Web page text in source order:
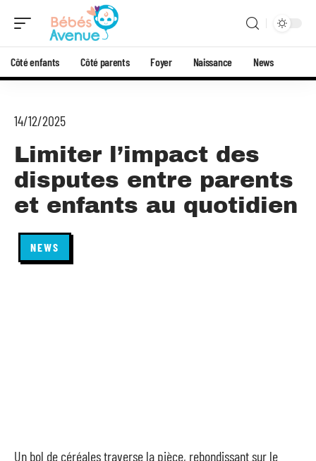
Côté enfants Côté parents Foyer Naissance News
14/12/2025
Limiter l’impact des
disputes entre parents
et enfants au quotidien
NEWS
Un bol de céréales traverse la pièce, rebondissant sur le